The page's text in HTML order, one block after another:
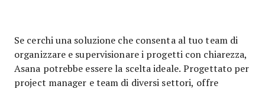
Se cerchi una soluzione che consenta al tuo team di
organizzare e supervisionare i progetti con chiarezza,
Asana potrebbe essere la scelta ideale. Progettato per
project manager e team di diversi settori, offre